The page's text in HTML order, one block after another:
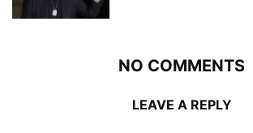
NO COMMENTS
LEAVE A REPLY